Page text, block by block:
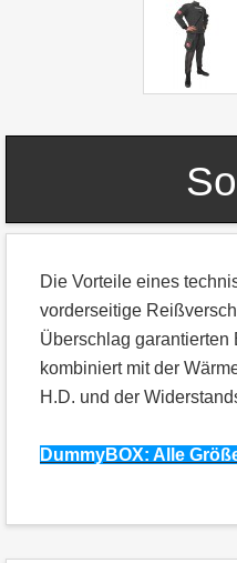
Die Vorteile eines
vorderseitige
Überschlag garantierten
kombiniert mit der
H.D. und der
DummyBOX: Alle